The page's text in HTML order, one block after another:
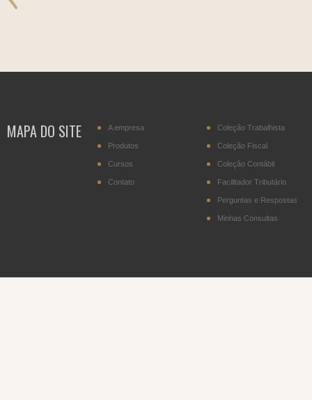
MAPA DO SITE A empresa
Produtos
Cursos
Contato
Coleção Trabalhista
Coleção Fiscal
Coleção Contábil
Facilitador Tributário
Perguntas e Respostas
Minhas Consultas